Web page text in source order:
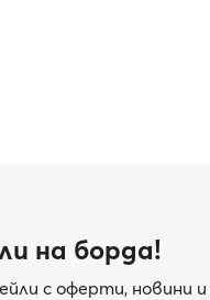
на борда!
с оферти, новини